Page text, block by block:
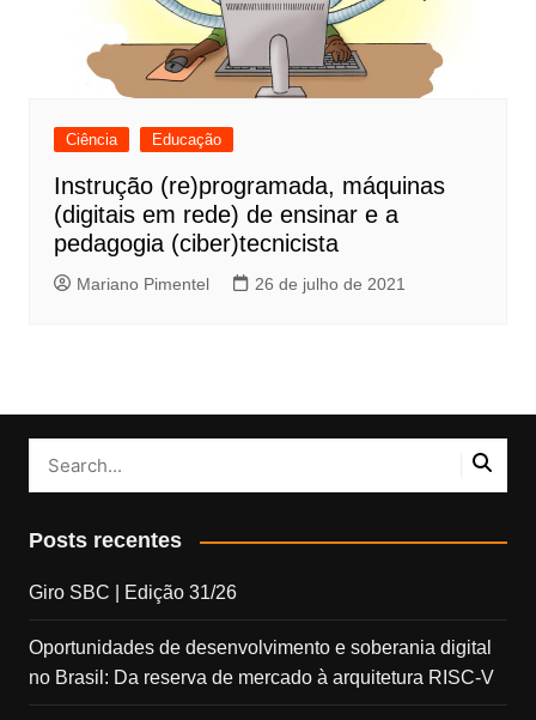
Ciência Educação
Instrução (re)programada, máquinas
(digitais em rede) de ensinar e a
pedagogia (ciber)tecnicista
Mariano Pimentel 26 de julho de 2021
Posts recentes
Giro SBC | Edição 31/26
Oportunidades de desenvolvimento e soberania digital
no Brasil: Da reserva de mercado à arquitetura RISC-V